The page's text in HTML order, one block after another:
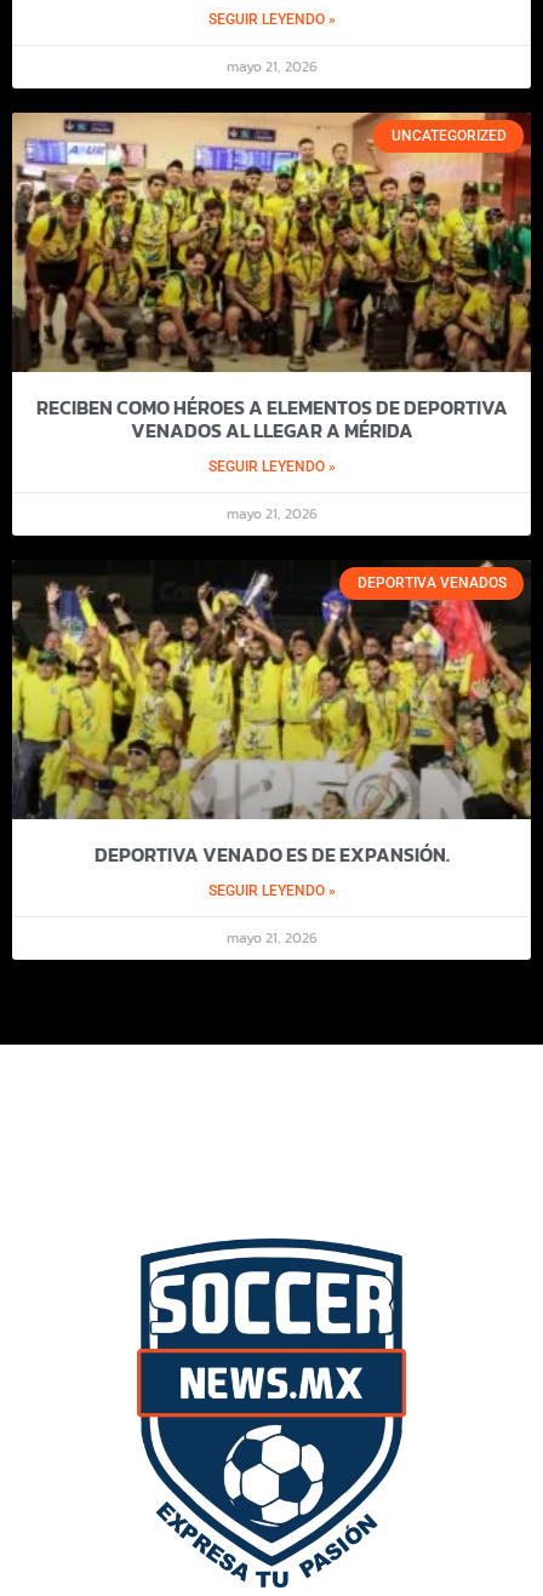
SEGUIR LEYENDO »
mayo 21, 2026
UNCATEGORIZED
RECIBEN COMO HÉROES A ELEMENTOS DE DEPORTIVA
VENADOS AL LLEGAR A MÉRIDA
SEGUIR LEYENDO »
mayo 21, 2026
DEPORTIVA VENADOS
DEPORTIVA VENADO ES DE EXPANSIÓN.
SEGUIR LEYENDO »
mayo 21, 2026